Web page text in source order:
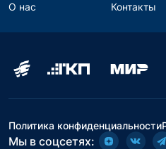
О нас
Контакты
Политика конфиденциальности
Мы в соцсетях: